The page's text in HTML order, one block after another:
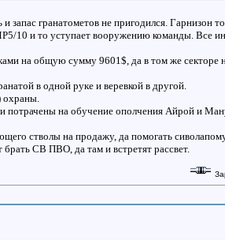
запас гранатометов не пригодился. Гарнизон
10 и то уступает вооружению команды. Все
на общую сумму 9601$, да в том же секторе
в одной руке и веревкой в другой.
охраны.
потрачены на обучение ополчения Айрой и
стволы на продажу, да помогать
СВ ПВО, да там и встретят рассвет.